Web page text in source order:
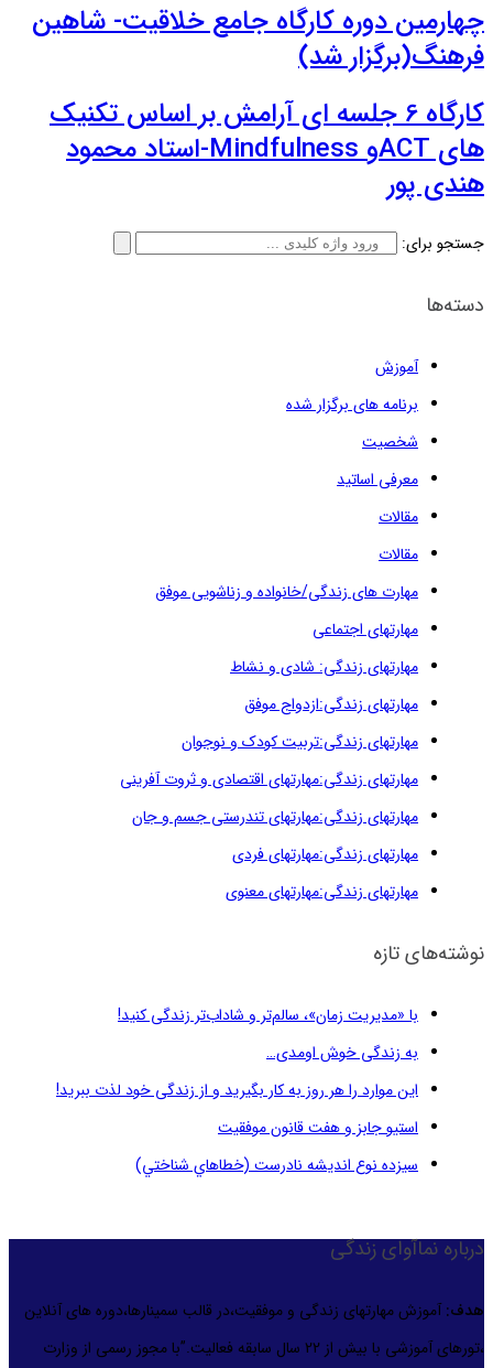
چهارمین دوره کارگاه جامع خلاقیت- شاهین
فرهنگ(برگزار شد)
کارگاه 6 جلسه ای آرامش بر اساس تکنیک
های ACTو Mindfulness-استاد محمود
هندی پور
جستجو برای:
دسته‌ها
آموزش
برنامه های برگزار شده
شخصیت
معرفی اساتید
مقالات
مقالات
مهارت های زندگی/خانواده و زناشویی موفق
مهارتهای اجتماعی
مهارتهای زندگی: شادی و نشاط
مهارتهای زندگی:ازدواج موفق
مهارتهای زندگی:تربیت کودک و نوجوان
مهارتهای زندگی:مهارتهای اقتصادی و ثروت آفرینی
مهارتهای زندگی:مهارتهای تندرستی جسم و جان
مهارتهای زندگی:مهارتهای فردی
مهارتهای زندگی:مهارتهای معنوی
نوشته‌های تازه
با «مدیریت زمان»، سالم‌تر و شاداب‌تر زندگی کنید!
به زندگی خوش اومدی…
این موارد را هر روز به کار بگیرید و از زندگی خود لذت ببرید!
استیو جابز و هفت قانون موفقیت
سيزده نوع انديشه نادرست (خطاهاي شناختي)
درباره نماآوای زندگی
هدف:آموزش مهارتهای زندگی و موفقیت،در قالب سمینارها،دوره های آنلاین
،تورهای آموزشی با بیش از 22 سال سابقه فعالیت.”با مجوز رسمی از وزارت